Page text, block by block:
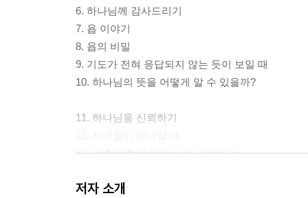
6. 하나님께 감사드리기
7. 욥 이야기
8. 욥의 비밀
9. 기도가 전혀 응답되지 않는 듯이 보일 때
10. 하나님의 뜻을 어떻게 알 수 있을까?
11. 하나님을 신뢰하기
13. 결혼 생활이 엉망으로 되어갈 때
15. 어머니의 고뇌
저자 소개